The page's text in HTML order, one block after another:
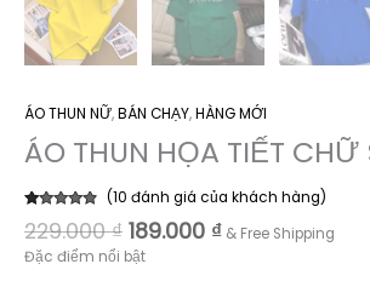
ÁO THUN NỮ,BÁN CHẠY,HÀNG MỚI
ÁO THUN HỌA TIẾT CHỮ
dựa trên
(10 đánh giá của khách hàng)
229.000₫ Giá
gốc
189.000 ₫Giá
& Free Shipping
Đặc điểm nổi bật